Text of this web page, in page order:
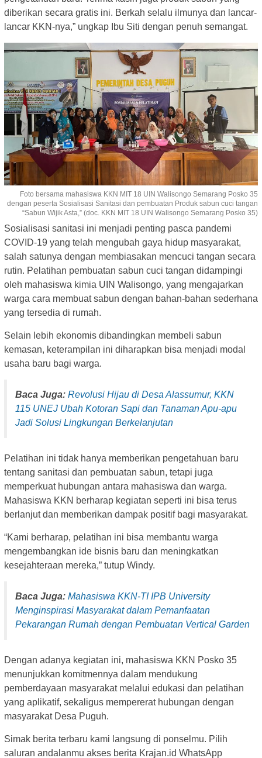
diberikan secara gratis ini. Berkah selalu ilmunya dan lancar-
lancar KKN-nya,” ungkap Ibu Siti dengan penuh semangat.
Foto bersama mahasiswa KKN MIT 18 UIN Walisongo Semarang Posko 35
dengan peserta Sosialisasi Sanitasi dan pembuatan Produk sabun cuci tangan
“Sabun Wijik Asta,” (doc. KKN MIT 18 UIN Walisongo Semarang Posko 35)
Sosialisasi sanitasi ini menjadi penting pasca pandemi
COVID-19 yang telah mengubah gaya hidup masyarakat,
salah satunya dengan membiasakan mencuci tangan secara
rutin. Pelatihan pembuatan sabun cuci tangan didampingi
oleh mahasiswa kimia UIN Walisongo, yang mengajarkan
warga cara membuat sabun dengan bahan-bahan sederhana
yang tersedia di rumah.
Selain lebih ekonomis dibandingkan membeli sabun
kemasan, keterampilan ini diharapkan bisa menjadi modal
usaha baru bagi warga.
Baca Juga: Revolusi Hijau di Desa Alassumur, KKN
115 UNEJ Ubah Kotoran Sapi dan Tanaman Apu-apu
Jadi Solusi Lingkungan Berkelanjutan
Pelatihan ini tidak hanya memberikan pengetahuan baru
tentang sanitasi dan pembuatan sabun, tetapi juga
memperkuat hubungan antara mahasiswa dan warga.
Mahasiswa KKN berharap kegiatan seperti ini bisa terus
berlanjut dan memberikan dampak positif bagi masyarakat.
“Kami berharap, pelatihan ini bisa membantu warga
mengembangkan ide bisnis baru dan meningkatkan
kesejahteraan mereka,” tutup Windy.
Baca Juga: Mahasiswa KKN-TI IPB University
Menginspirasi Masyarakat dalam Pemanfaatan
Pekarangan Rumah dengan Pembuatan Vertical Garden
Dengan adanya kegiatan ini, mahasiswa KKN Posko 35
menunjukkan komitmennya dalam mendukung
pemberdayaan masyarakat melalui edukasi dan pelatihan
yang aplikatif, sekaligus mempererat hubungan dengan
masyarakat Desa Puguh.
Simak berita terbaru kami langsung di ponselmu. Pilih
saluran andalanmu akses berita Krajan.id WhatsApp